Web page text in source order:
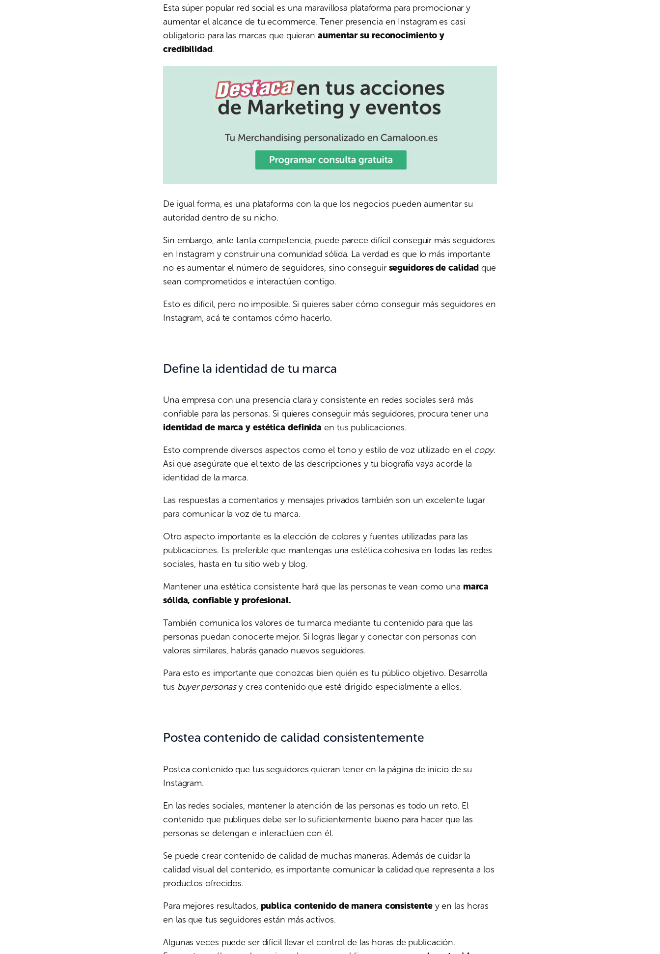
Esta súper popular red social es una maravillosa plataforma para promocionar y
aumentar el alcance de tu ecommerce. Tener presencia en Instagram es casi
obligatorio para las marcas que quieran aumentar su reconocimiento y
credibilidad.
De igual forma, es una plataforma con la que los negocios pueden aumentar su
autoridad dentro de su nicho.
Sin embargo, ante tanta competencia, puede parece difícil conseguir más seguidores
en Instagram y construir una comunidad sólida. La verdad es que lo más importante
no es aumentar el número de seguidores, sino conseguir seguidores de calidad que
sean comprometidos e interactúen contigo.
Esto es difícil, pero no imposible. Si quieres saber cómo conseguir más seguidores en
Instagram, acá te contamos cómo hacerlo.
Define la identidad de tu marca
Una empresa con una presencia clara y consistente en redes sociales será más
confiable para las personas. Si quieres conseguir más seguidores, procura tener una
identidad de marca y estética definida en tus publicaciones.
Esto comprende diversos aspectos como el tono y estilo de voz utilizado en el copy.
Así que asegúrate que el texto de las descripciones y tu biografía vaya acorde la
identidad de la marca.
Las respuestas a comentarios y mensajes privados también son un excelente lugar
para comunicar la voz de tu marca.
Otro aspecto importante es la elección de colores y fuentes utilizadas para las
publicaciones. Es preferible que mantengas una estética cohesiva en todas las redes
sociales, hasta en tu sitio web y blog.
Mantener una estética consistente hará que las personas te vean como una marca
sólida, confiable y profesional.
También comunica los valores de tu marca mediante tu contenido para que las
personas puedan conocerte mejor. Si logras llegar y conectar con personas con
valores similares, habrás ganado nuevos seguidores.
Para esto es importante que conozcas bien quién es tu público objetivo. Desarrolla
tus buyer personasy crea contenido que esté dirigido especialmente a ellos.
Postea contenido de calidad consistentemente
Postea contenido que tus seguidores quieran tener en la página de inicio de su
Instagram.
En las redes sociales, mantener la atención de las personas es todo un reto. El
contenido que publiques debe ser lo suficientemente bueno para hacer que las
personas se detengan e interactúen con él.
Se puede crear contenido de calidad de muchas maneras. Además de cuidar la
calidad visual del contenido, es importante comunicar la calidad que representa a los
productos ofrecidos.
Para mejores resultados, publica contenido de manera consistentey en las horas
en las que tus seguidores están más activos.
Algunas veces puede ser difícil llevar el control de las horas de publicación.